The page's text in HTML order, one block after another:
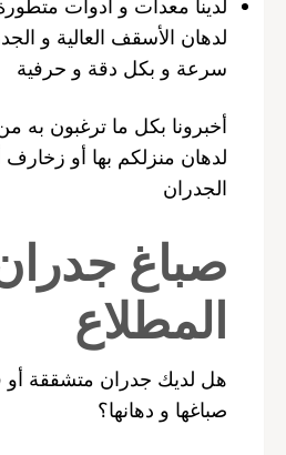
لدهان الأسقف العالية و
سرعة و بكل دقة و حرفية
أخبرونا بكل ما ترغبون به
لدهان منزلكم بها أو زخارف
الجدران
صباغ
المطلاع
هل لديك جدران متشققة أو
صباغها و دهانها؟